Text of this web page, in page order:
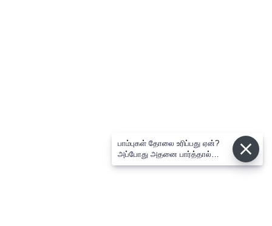
பாம்புகள் தோலை உரிப்பது ஏன்?
அப்போது அதனை பார்த்தால்
பழிவாங்குமா?